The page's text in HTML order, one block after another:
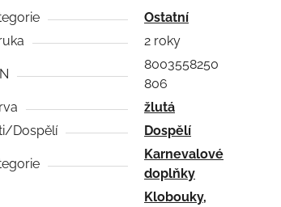
Ostatní
2 roky
8003558250
806
žlutá
Dospělí
Dospělí
Karnevalové
doplňky
Klobouky,